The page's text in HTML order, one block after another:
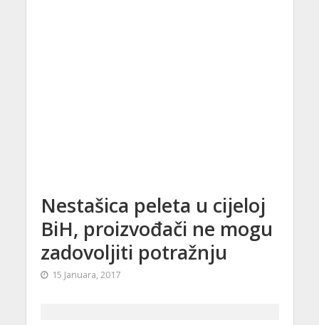
Nestašica peleta u cijeloj
BiH, proizvođači ne mogu
zadovoljiti potražnju
15 Januara, 2017